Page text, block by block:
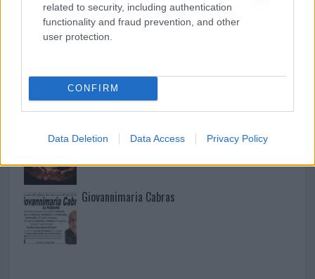
related to security, including authentication
functionality and fraud prevention, and other
user protection.
CONFIRM
Data Deletion Data Access Privacy Policy
I nostri cari
I nostri cari
I nostri cari
Giovannimaria Cabras